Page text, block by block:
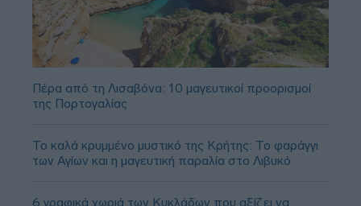
Πέρα από τη Λισαβόνα: 10 μαγευτικοί προορισμοί
της Πορτογαλίας
Το καλά κρυμμένο μυστικό της Κρήτης: Το φαράγγι
των Αγίων και η μαγευτική παραλία στο Λιβυκό
6 γραφικά χωριά των Κυκλάδων που αξίζει να